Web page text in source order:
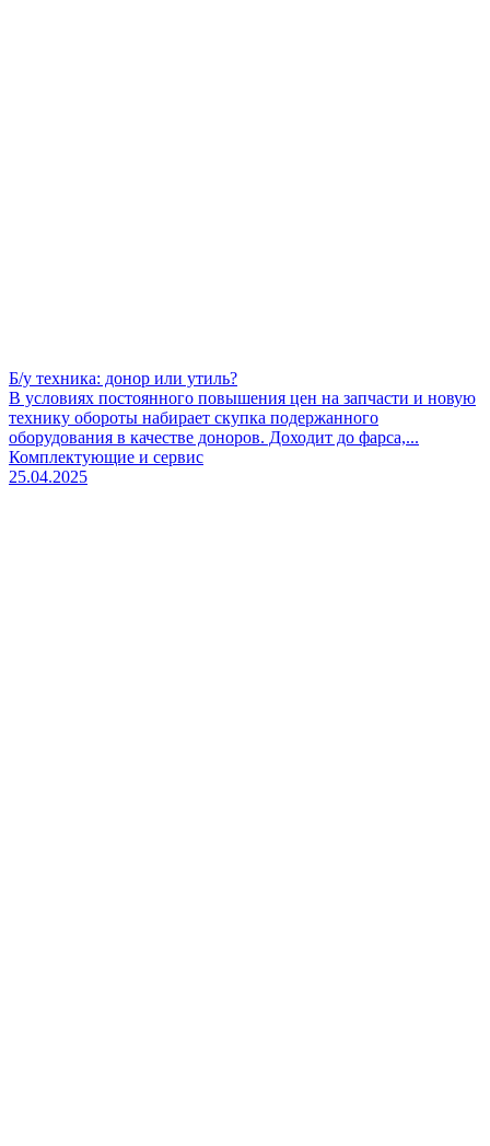
Б/у техника: донор или утиль?
В условиях постоянного повышения цен на запчасти и новую
технику обороты набирает скупка подержанного
оборудования в качестве доноров. Доходит до фарса,...
Комплектующие и сервис
25.04.2025